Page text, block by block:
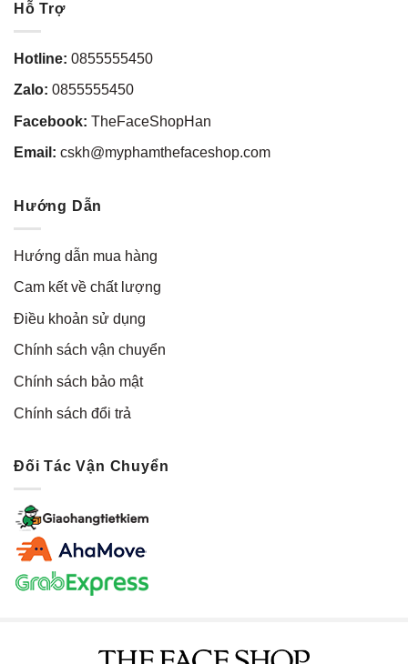
Hỗ Trợ
Hotline: 0855555450
Zalo: 0855555450
Facebook: TheFaceShopHan
Email: cskh@myphamthefaceshop.com
Hướng Dẫn
Hướng dẫn mua hàng
Cam kết về chất lượng
Điều khoản sử dụng
Chính sách vận chuyển
Chính sách bảo mật
Chính sách đổi trả
Đối Tác Vận Chuyển